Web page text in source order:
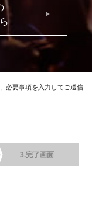
必要事項を入力してご送信
3.完了画面